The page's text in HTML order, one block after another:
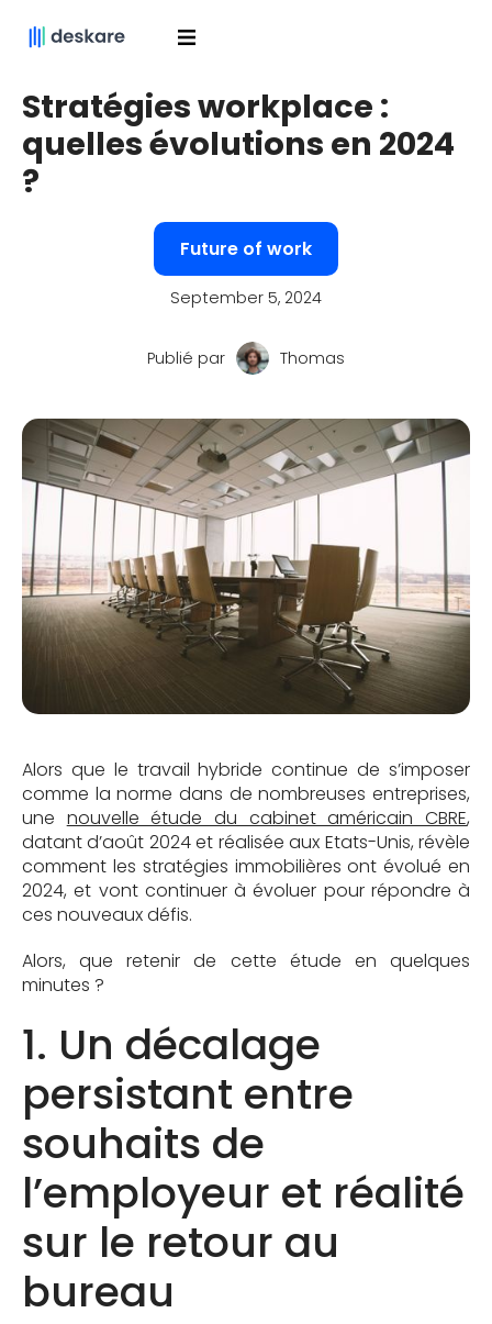
Stratégies workplace :
quelles évolutions en 2024
?
Future of work
September 5, 2024
Publié par Thomas
Alors que le travail hybride continue de s’imposer
comme la norme dans de nombreuses entreprises,
une nouvelle étude du cabinet américain CBRE,
datant d’août 2024 et réalisée aux Etats-Unis, révèle
comment les stratégies immobilières ont évolué en
2024, et vont continuer à évoluer pour répondre à
ces nouveaux défis.
Alors, que retenir de cette étude en quelques
minutes ?
1. Un décalage
persistant entre
souhaits de
l’employeur et réalité
sur le retour au
bureau